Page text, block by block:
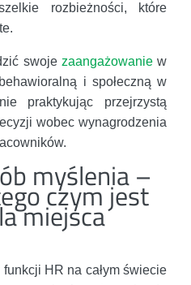
rozbieżności, które
swoje zaangażowaniew
i społeczną w
praktykując przejrzystą
wobec wynagrodzenia
myślenia –
czym jest
miejsca
HR na całym świecie